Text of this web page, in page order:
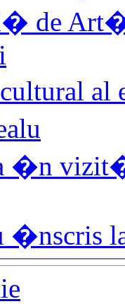
de
�n
�nscris